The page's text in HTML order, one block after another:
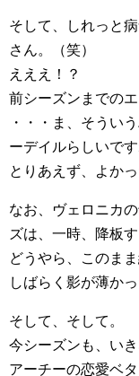
そして、しれっと
さん。（笑）
えええ！？
前シーズンまでの
・・・ま、そうい
ーデイルらしいです
とりあえず、よか
なお、ヴェロニカ
ズは、一時、降板
どうやら、このま
しばらく影が薄か
そして、そして。
今シーズンも、いき
アーチーの恋愛ベタ